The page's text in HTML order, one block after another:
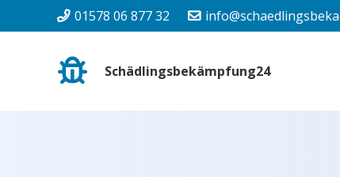
01578 06 877 32
Schädlingsbekämpfung24